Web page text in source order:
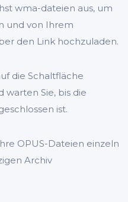
wma-dateien aus, um
und von Ihrem
den Link hochzuladen.
die Schaltfläche
warten Sie, bis die
ist.
OPUS-Dateien einzeln
Archiv